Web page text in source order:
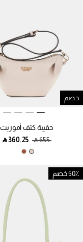
خصم
حقيبة كتف أموريت
‎ ⃁ ⁦655⁩ ‎
‎ ⃁ ⁦360.25⁩ ‎
50٪ خصم